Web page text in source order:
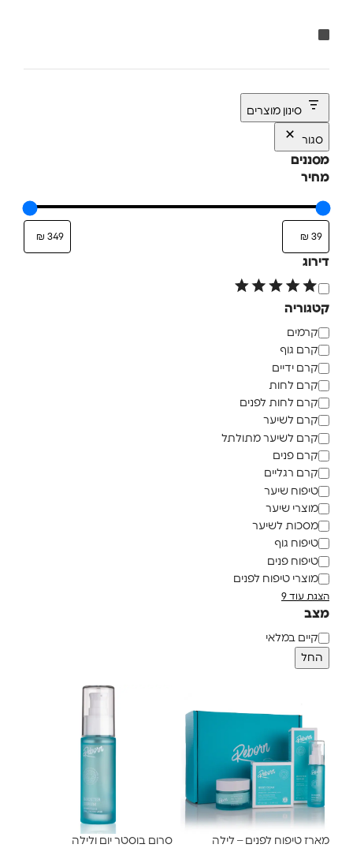
סינון מוצרים
סגור
מסננים
מחיר
דירוג
קטגוריה
קרמים
קרם גוף
קרם ידיים
קרם לחות
קרם לחות לפנים
קרם לשיער
קרם לשיער מתולתל
קרם פנים
קרם רגליים
טיפוח שיער
מוצרי שיער
מסכות לשיער
טיפוח גוף
טיפוח פנים
מוצרי טיפוח לפנים
הצגת עוד 9
מצב
קיים במלאי
החל
מארז טיפוח לפנים – לילה סרום בוסטר יום ולילה